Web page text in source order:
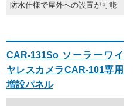
防水仕様で屋外への設置が可能
CAR-131So ソーラーワイ
ヤレスカメラCAR-101専用
増設パネル